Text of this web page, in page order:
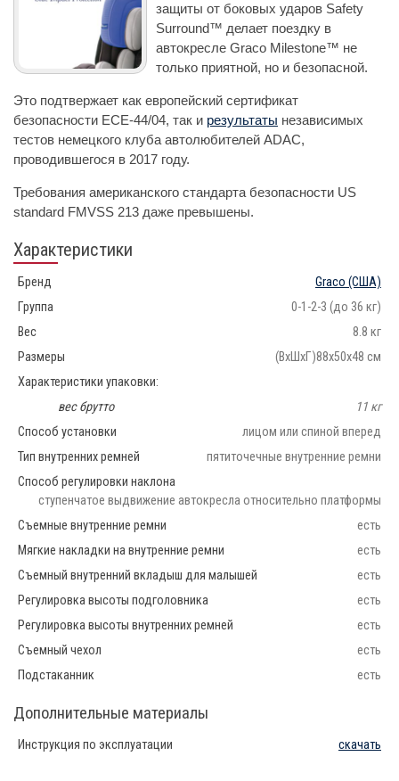
защиты от боковых ударов Safety
Surround™ делает поездку в
автокресле Graco Milestone™ не
только приятной, но и безопасной.
Это подтвержает как европейский сертификат
безопасности ЕСЕ-44/04, так и результаты независимых
тестов немецкого клуба автолюбителей ADAC,
проводившегося в 2017 году.
Требования американского стандарта безопасности US
standard FMVSS 213 даже превышены.
Характеристики
Бренд Graco (США)
Группа
0-1-2-3 (до 36 кг)
Вес
8.8 кг
Размеры
(ВхШхГ)88x50x48 см
Характеристики упаковки:
вес брутто
11 кг
Способ установки
лицом или спиной вперед
Тип внутренних ремней
пятиточечные внутренние ремни
Способ регулировки наклона
ступенчатое выдвижение автокресла относительно платформы
Съемные внутренние ремни
есть
Мягкие накладки на внутренние ремни
есть
Съемный внутренний вкладыш для малышей
есть
Регулировка высоты подголовника
есть
Регулировка высоты внутренних ремней
есть
Съемный чехол
есть
Подстаканник
есть
Дополнительные материалы
Инструкция по эксплуатации скачать